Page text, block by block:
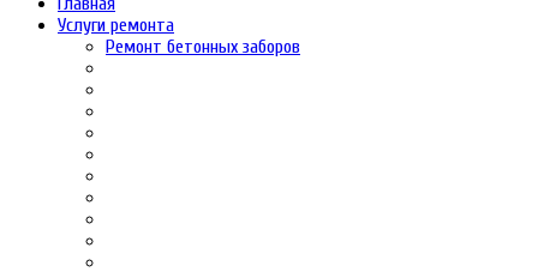
Услуги ремонта
Ремонт бетонных заборов